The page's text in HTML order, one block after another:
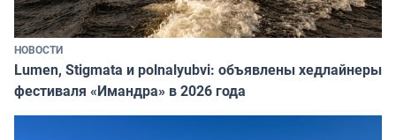
НОВОСТИ
Lumen, Stigmata и polnalyubvi: объявлены хедлайнеры
фестиваля «Имандра» в 2026 года